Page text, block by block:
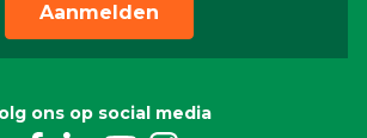
Aanmelden
ons op social media